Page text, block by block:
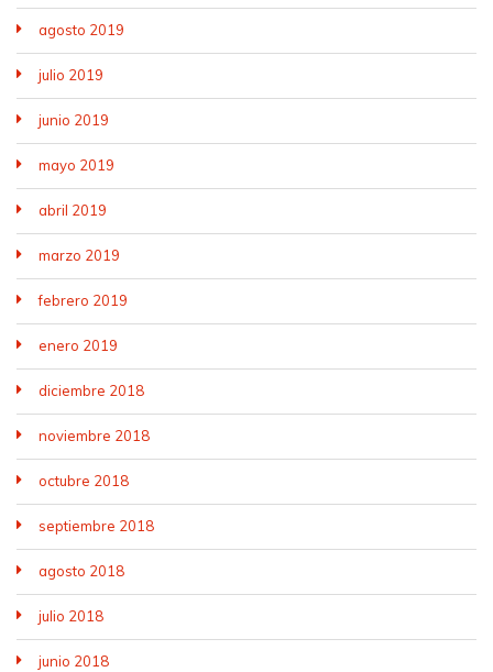
agosto 2019
julio 2019
junio 2019
mayo 2019
abril 2019
marzo 2019
febrero 2019
enero 2019
diciembre 2018
noviembre 2018
octubre 2018
septiembre 2018
agosto 2018
julio 2018
junio 2018